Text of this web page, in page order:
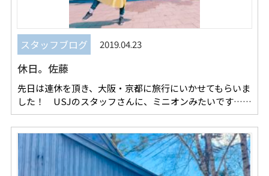
スタッフブログ 2019.04.23
休日。佐藤
先日は連休を頂き、大阪・京都に旅行にいかせてもらいま
した！ USJのスタッフさんに、ミニオンみたいです……